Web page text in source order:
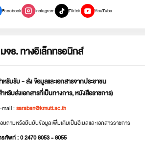
Facebook Instagram Tiktok YouTube
จธ. ทางอิเล็กทรอนิกส์
หรับรับ - ส่ง ข้อมูลและเอกสารจากประชาชน
หรับส่งเอกสารที่เป็นทางการ, หนังสือราชการ)
:saraban@kmutt.ac.th
บถามหรือยืนยันข้อมูลเพิ่มเติมเป็นอีเมลและเอกสารราชการ
รศัพท์ : 0 2470 8053 - 8055